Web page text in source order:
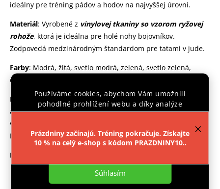
Používáme cookies, abychom Vám umožnili
pohodlné prohlížení webu a díky analýze
provozu webu neustále zlepšovali jeho funkce,
Nastavenie
Súhlasím
Prázdniny začínajú. Tréning pokračuje. Získajte
10 % na celý e-shop s kódom PRAZDNINY10..
ideálny pre tréning pádov a hodov na najvyššej úrovni.
Materiál: Vyrobené z vinylovej tkaniny so vzorom ryžovej
rohože, ktorá je ideálna pre holé nohy bojovníkov.
Zodpovedá medzinárodným štandardom pre tatami v jude.
Farby: Modrá, žltá, svetlo modrá, zelená, svetlo zelená,
červená, šedá, čierna, oranžová, piesok.
História a výroba: Produkt kvalitnej nemeckej výroby s viac
ako 50-ročnou históriou. Kombinuje najvyššiu spoľahlivosť,
vynikajúce športové vlastnosti a dlhú životnosť. Spĺňa normy
Force Redukcia DIN 18032, časť 2 a DIN 7926.
Dizajn
Hustota cca 240 kg/m3, kvalita Mark E 215.
Štandardná hrúbka 4 cm poskytuje 73% redukciu sily.